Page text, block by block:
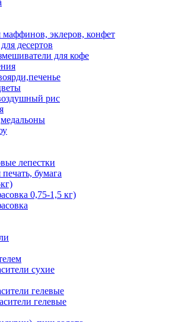
эклеров, конфет
десертов
для кофе
рис
лепестки
бумага
0,75-1,5 кг)
сухие
гелевые
гелевые